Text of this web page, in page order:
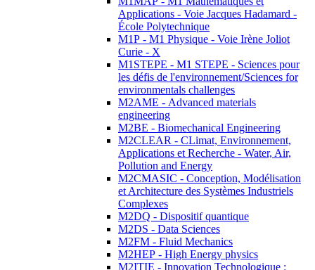
Applications - Voie Jacques Hadamard -
École Polytechnique
M1P - M1 Physique - Voie Irène Joliot
Curie - X
M1STEPE - M1 STEPE - Sciences pour
les défis de l'environnement/Sciences for
environmentals challenges
M2AME - Advanced materials
engineering
M2BE - Biomechanical Engineering
M2CLEAR - CLimat, Environnement,
Applications et Recherche - Water, Air,
Pollution and Energy
M2CMASIC - Conception, Modélisation
et Architecture des Systèmes Industriels
Complexes
M2DQ - Dispositif quantique
M2DS - Data Sciences
M2FM - Fluid Mechanics
M2HEP - High Energy physics
M2ITIE - Innovation Technologique :